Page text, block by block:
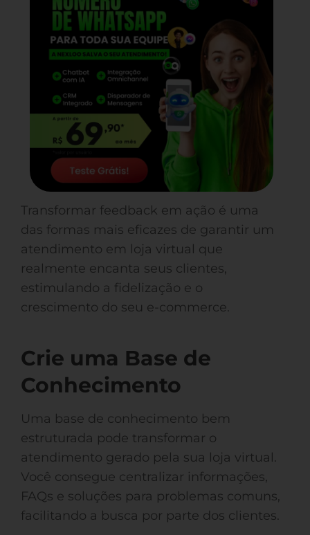
Transformar feedback em ação é uma
das formas mais eficazes de garantir um
atendimento em loja virtual que
realmente encanta seus clientes,
estimulando a fidelização e o
crescimento do seu e-commerce.
Crie uma Base de
Conhecimento
Uma base de conhecimento bem
estruturada pode transformar o
atendimento gerado pela sua loja virtual.
Você consegue centralizar informações,
FAQs e soluções para problemas comuns,
facilitando a busca por parte dos clientes.